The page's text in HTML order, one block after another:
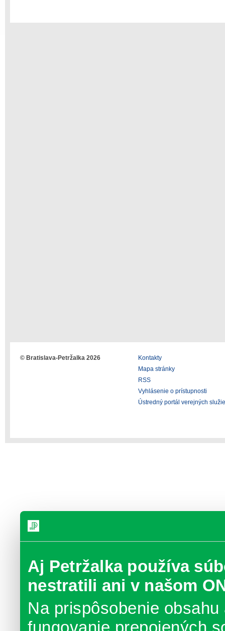
Aj Petržalka používa
nestratili ani v našom
Na prispôsobenie
© Bratislava-Petržalka 2026
Kontakty
Mapa stránky
RSS
Vyhlásenie o prístupnosti
Ústredný portál verejných